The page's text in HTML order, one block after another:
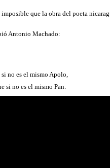
que la obra del poeta
Antonio Machado:
no es el mismo Apolo,
si no es el mismo Pan.